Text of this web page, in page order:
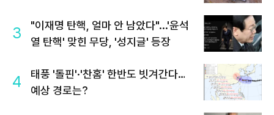
3
"이재명 탄핵, 얼마 안 남았다"...'윤석
열 탄핵' 맞힌 무당, '성지글' 등장
4
태풍 '돌핀'·'찬홈' 한반도 빗겨간다…
예상 경로는?